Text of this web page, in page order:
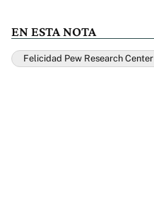
EN ESTA NOTA
Felicidad Pew Research Center